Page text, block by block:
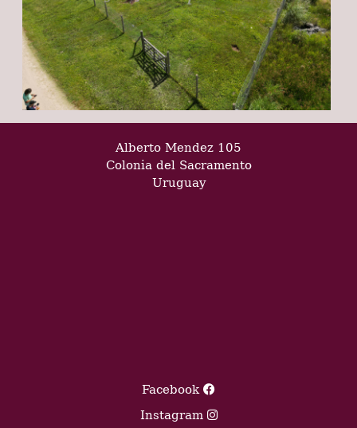
Alberto Mendez 105
Colonia del Sacramento
Uruguay
Facebook
Instagram